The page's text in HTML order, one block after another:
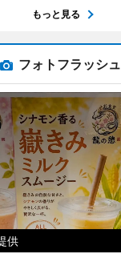
もっと見る
フォトフラッシュ
供